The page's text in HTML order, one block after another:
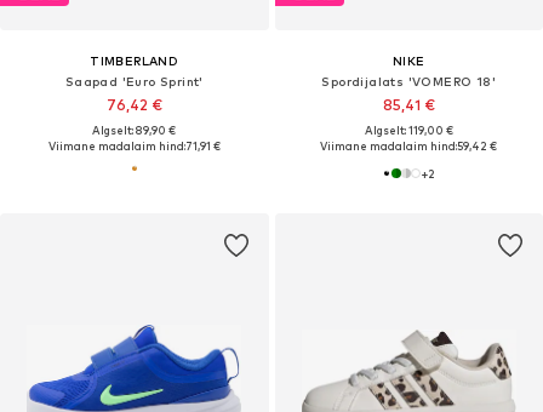
TIMBERLAND
Saapad 'Euro Sprint'
76,42 €
Algselt: 89,90 €
Viimane madalaim hind:71,91 €
NIKE
Spordijalats 'VOMERO 18'
85,41 €
Algselt: 119,00 €
Viimane madalaim hind:59,42 €
+2